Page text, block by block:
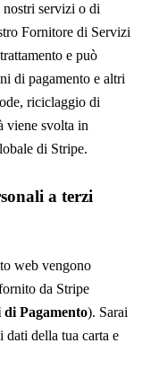
nostri servizi o di
Fornitore di Servizi
e può
di pagamento e altri
riciclaggio di
viene svolta in
di Stripe.
a terzi
web vengono
da Stripe
Pagamento). Sarai
della tua carta e